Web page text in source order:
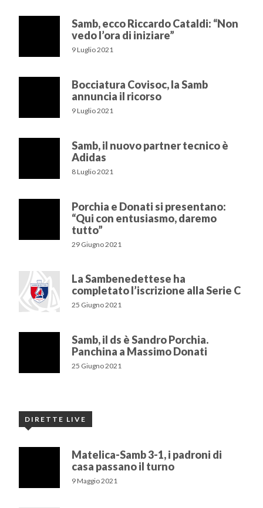
Samb, ecco Riccardo Cataldi: “Non
vedo l’ora di iniziare”
9 Luglio 2021
Bocciatura Covisoc, la Samb
annuncia il ricorso
9 Luglio 2021
Samb, il nuovo partner tecnico è
Adidas
8 Luglio 2021
Porchia e Donati si presentano:
“Qui con entusiasmo, daremo
tutto”
29 Giugno 2021
La Sambenedettese ha
completato l’iscrizione alla Serie C
25 Giugno 2021
Samb, il ds è Sandro Porchia.
Panchina a Massimo Donati
25 Giugno 2021
DIRETTE LIVE
Matelica-Samb 3-1, i padroni di
casa passano il turno
9 Maggio 2021